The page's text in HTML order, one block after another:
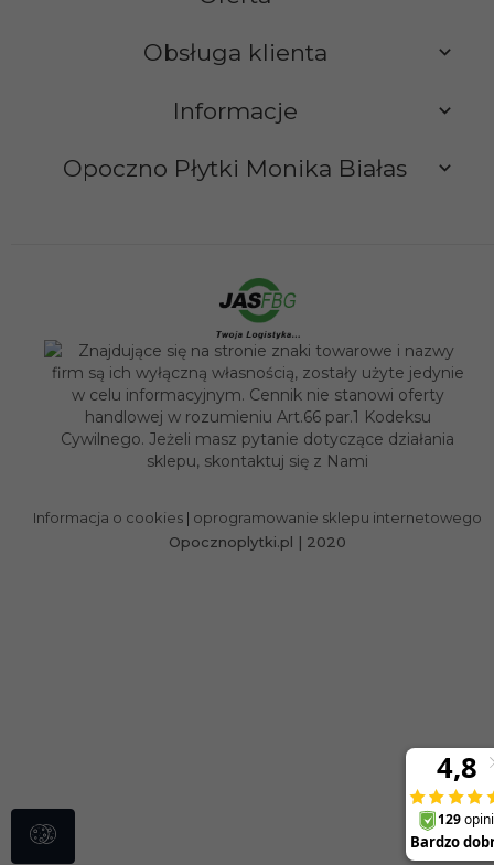
Obsługa klienta
Informacje
Opoczno Płytki Monika Białas
sklep@opocznoplytki.pl
Informacja o cookies | oprogramowanie sklepu internetowego
Opocznoplytki.pl | 2020